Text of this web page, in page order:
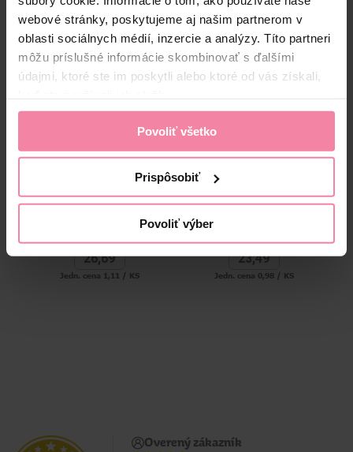
webové stránky, poskytujeme aj našim partnerom v
oblasti sociálnych médií, inzercie a analýzy. Títo partneri
môžu príslušné informácie skombinovať s ďalšími
údajmi, ktoré ste im poskytli alebo ktoré od vás získali,
Povoliť všetko
Prispôsobiť
Povoliť výber
Alternatívne produkty
24 ks
26,69
Jedn. cena 1,11 / KS
24 ks
23,49
Jedn. cena 0,98 / KS
Overený zákazník